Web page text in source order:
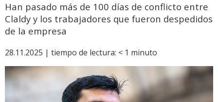
Han pasado más de 100 días de conflicto entre
Claldy y los trabajadores que fueron despedidos
de la empresa
28.11.2025 | tiempo de lectura: < 1 minuto